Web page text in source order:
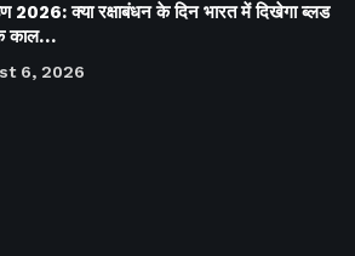
2026: क्या रक्षाबंधन के दिन भारत में दिखेगा ब्लड
काल…
6, 2026